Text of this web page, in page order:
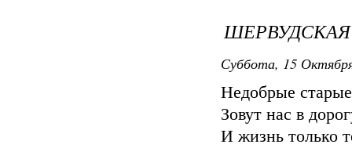
Суббота, 15
Недобрые
Зовут нас в
И жизнь только